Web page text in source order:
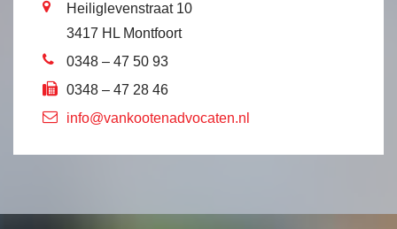
Heiliglevenstraat 10
3417 HL Montfoort
0348 – 47 50 93
0348 – 47 28 46
info@vankootenadvocaten.nl